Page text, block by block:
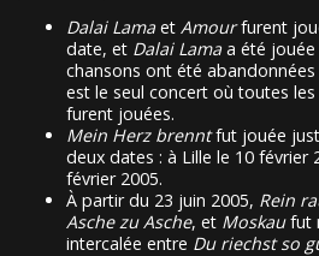
Dalai Lama et Amourfurent
date, et Dalai Lama a été jouée
chansons ont été
est le seul concert où toutes
furent jouées.
Mein Herz brenntfut jouée
deux dates : à Lille le 10 février
février 2005.
À partir du 23 juin 2005, Rein
Asche zu Asche, et Moskaufut
intercalée entre Du riechst so